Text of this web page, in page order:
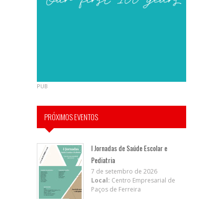
PUB
PRÓXIMOS EVENTOS
I Jornadas de Saúde Escolar e
Pediatria
7 de setembro de 2026
Local: Centro Empresarial de
Paços de Ferreira